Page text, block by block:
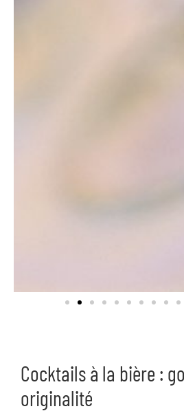
Cocktails à la bière :
originalité